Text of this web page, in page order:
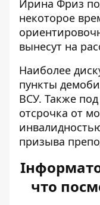
Ирина Фриз
некоторое
вынесут на
Наиболее
пункты
ВСУ. Также
отсрочка от
призыва
что